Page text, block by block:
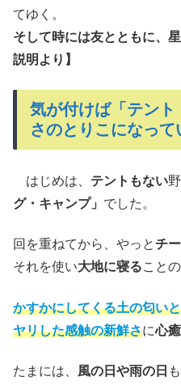
てゆく。
そして時には友とともに、星
説明より】
気が付けば「テン
さのとりこになって
はじめは、 テントもない
グ・キャンプ」 でした。
回を重ねてから、やっとチ
それを使い大地に寝ること
かすかにしてくる土の匂い
ヤリした感触の新鮮さに心
たまには、 風の日や雨の日